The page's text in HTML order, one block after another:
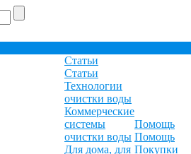
Статьи
Статьи
Технологии
очистки воды
Коммерческие
системы
очистки воды
Для дома, для
Помощь
Помощь
Покупки